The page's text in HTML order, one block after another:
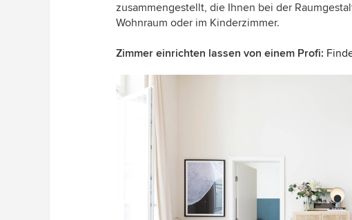
zusammengestellt, die Ihnen bei der
Wohnraum oder im Kinderzimmer.
Zimmer einrichten lassen von einem Profi: